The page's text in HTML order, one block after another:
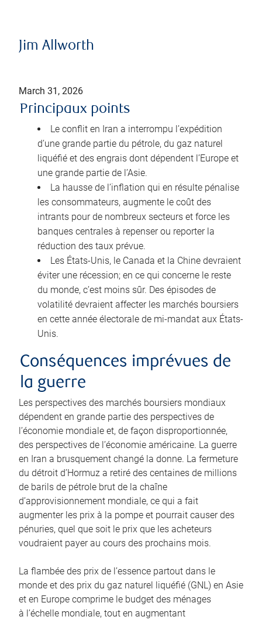
Jim Allworth
March 31, 2026
Principaux points
Le conflit en Iran a interrompu l’expédition
d’une grande partie du pétrole, du gaz naturel
liquéfié et des engrais dont dépendent l’Europe et
une grande partie de l’Asie.
La hausse de l’inflation qui en résulte pénalise
les consommateurs, augmente le coût des
intrants pour de nombreux secteurs et force les
banques centrales à repenser ou reporter la
réduction des taux prévue.
Les États-Unis, le Canada et la Chine devraient
éviter une récession; en ce qui concerne le reste
du monde, c’est moins sûr. Des épisodes de
volatilité devraient affecter les marchés boursiers
en cette année électorale de mi-mandat aux États-
Unis.
Conséquences imprévues de
la guerre
Les perspectives des marchés boursiers mondiaux
dépendent en grande partie des perspectives de
l’économie mondiale et, de façon disproportionnée,
des perspectives de l’économie américaine. La guerre
en Iran a brusquement changé la donne. La fermeture
du détroit d’Hormuz a retiré des centaines de millions
de barils de pétrole brut de la chaîne
d’approvisionnement mondiale, ce qui a fait
augmenter les prix à la pompe et pourrait causer des
pénuries, quel que soit le prix que les acheteurs
voudraient payer au cours des prochains mois.
La flambée des prix de l’essence partout dans le
monde et des prix du gaz naturel liquéfié (GNL) en Asie
et en Europe comprime le budget des ménages
à l’échelle mondiale, tout en augmentant